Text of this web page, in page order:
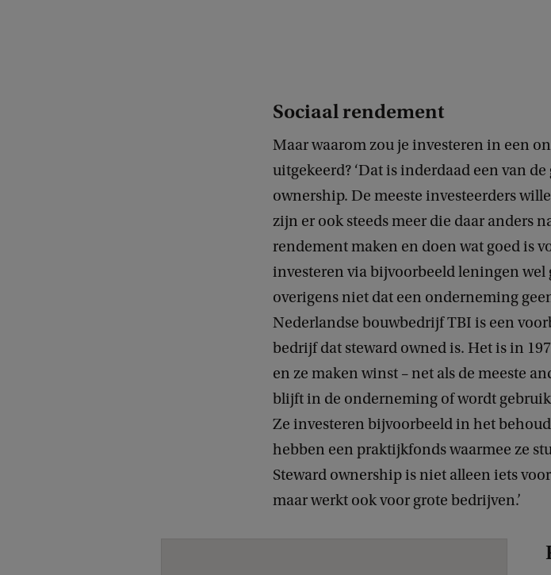
Sociaal rendement
Maar waarom zou je investeren in een
uitgekeerd? ‘Dat is inderdaad een van
ownership. De meeste investeerders
zijn er ook steeds meer die daar anders
rendement maken en doen wat goed is
investeren via bijvoorbeeld leningen
overigens niet dat een onderneming
Nederlandse bouwbedrijf TBI is een
bedrijf dat steward owned is. Het is in
en ze maken winst – net als de meeste
blijft in de onderneming of wordt
Ze investeren bijvoorbeeld in het
hebben een praktijkfonds waarmee ze
Steward ownership is niet alleen iets
maar werkt ook voor grote bedrijven.’